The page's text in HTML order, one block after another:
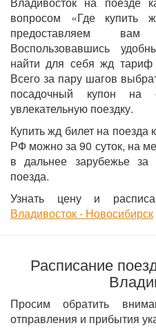
вопросом «Где купить
предоставляем
Воспользовавшись
найти для себя жд тариф
Всего за пару шагов
посадочный купон на
увлекательную поездку.
Купить жд билет на
РФ можно за 90 суток, на
в дальнее зарубежье за
поезда.
Узнать цену и
Владивосток - Новосибирск
Расписание
Просим обратить
отправления и прибытия